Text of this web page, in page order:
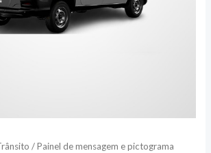
/ Painel de mensagem e pictograma